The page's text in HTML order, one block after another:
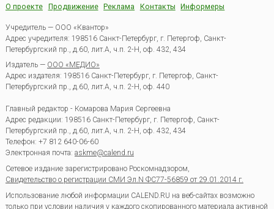
О проекте Продвижение Реклама Контакты Информеры
Учредитель — ООО «Квантор»
Адрес учредителя: 198516 Санкт-Петербург, г. Петергоф, Санкт-
Петербургский пр., д.60, лит.А, ч.п. 2-Н, оф. 432, 434
Издатель — ООО «МЕДИО»
Адрес издателя: 198516 Санкт-Петербург, г. Петергоф, Санкт-
Петербургский пр., д.60, лит.А, ч.п. 2-Н, оф. 440
Главный редактор - Комарова Мария Сергеевна
Адрес редакции: 198516 Санкт-Петербург, г. Петергоф, Санкт-
Петербургский пр., д.60, лит.А, ч.п. 2-Н, оф. 432, 434
Телефон: +7 812 640-06-60
Электронная почта: askme@calend.ru
Сетевое издание зарегистрировано Роскомнадзором,
Свидетельство о регистрации СМИ Эл.N ФС77-56859 от 29.01.2014 г.
Использование любой информации CALEND.RU на веб-сайтах возможно
только при условии наличия у каждого скопированного материала активной